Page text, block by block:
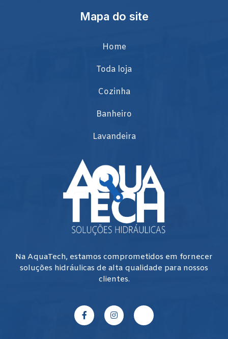
Mapa do site
Home
Toda loja
Cozinha
Banheiro
Lavandeira
Na AquaTech, estamos comprometidos em fornecer
soluções hidráulicas de alta qualidade para nossos
clientes.